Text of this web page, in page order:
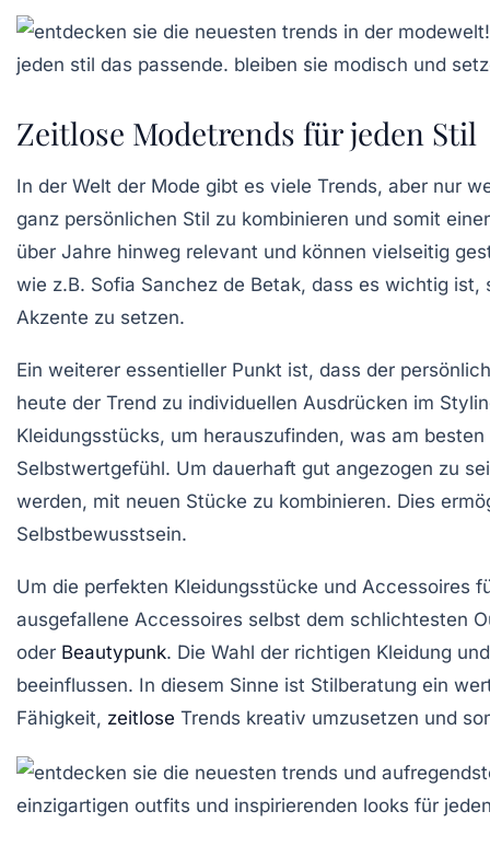
Zeitlose Modetrends für jeden Stil
In der Welt der Mode gibt es viele Trends, aber nur
ganz persönlichen Stil zu kombinieren und somit
über Jahre hinweg relevant und können vielseitig
wie z.B. Sofia Sanchez de Betak, dass es wichtig
Akzente zu setzen.
Ein weiterer essentieller Punkt ist, dass der
heute der Trend zu individuellen Ausdrücken im
Kleidungsstücks, um herauszufinden, was am
Selbstwertgefühl. Um dauerhaft gut angezogen zu
werden, mit neuen Stücke zu kombinieren. Dies
Selbstbewusstsein.
Um die perfekten Kleidungsstücke und Accessoires
ausgefallene Accessoires selbst dem schlichtesten
oder Beautypunk. Die Wahl der richtigen Kleidung
beeinflussen. In diesem Sinne ist Stilberatung ein
Fähigkeit, zeitlose Trends kreativ umzusetzen und